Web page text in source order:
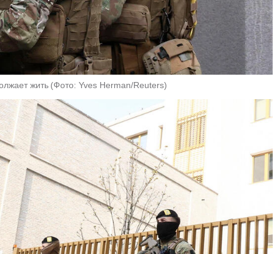
жить (Фото: Yves Herman/Reuters)